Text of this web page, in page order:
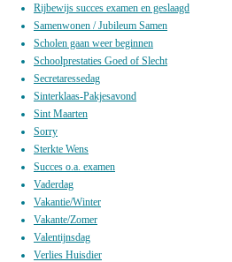
Rijbewijs succes examen en geslaagd
Samenwonen / Jubileum Samen
Scholen gaan weer beginnen
Schoolprestaties Goed of Slecht
Secretaressedag
Sinterklaas-Pakjesavond
Sint Maarten
Sorry
Sterkte Wens
Succes o.a. examen
Vaderdag
Vakantie/Winter
Vakante/Zomer
Valentijnsdag
Verlies Huisdier